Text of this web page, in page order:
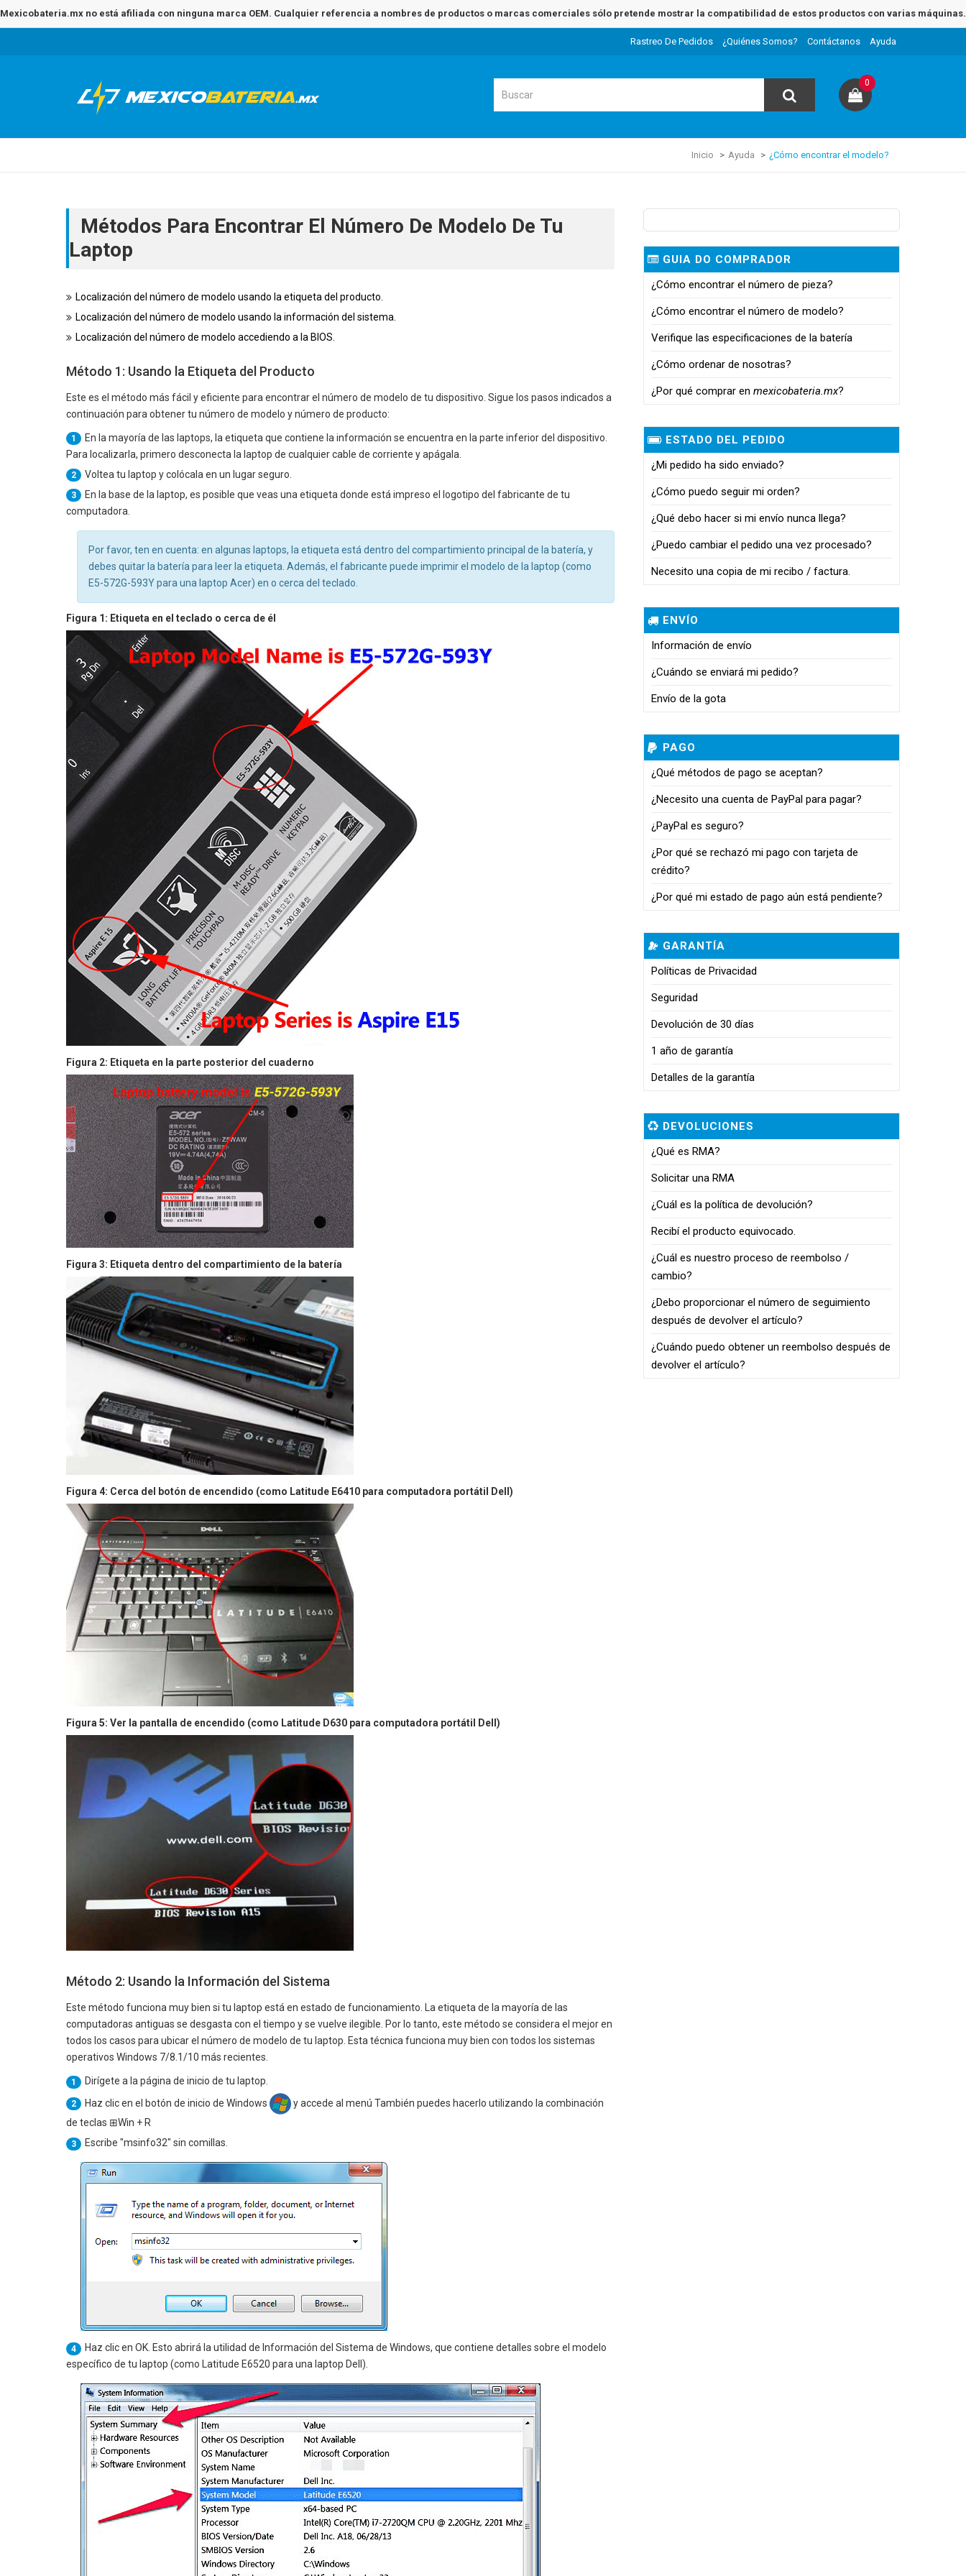
Mexicobateria.mx no está afiliada con ninguna marca OEM. Cualquier referencia a nombres de productos o marcas comerciales sólo pretende mostrar la compatibilidad de estos productos con varias máquinas.
Rastreo De Pedidos ¿Quiénes Somos? Contáctanos Ayuda
0
Inicio Ayuda ¿Cómo encontrar el modelo?
Métodos Para Encontrar El Número De Modelo De Tu
Laptop
Localización del número de modelo usando la etiqueta del producto.
Localización del número de modelo usando la información del sistema.
Localización del número de modelo accediendo a la BIOS.
Método 1: Usando la Etiqueta del Producto
Este es el método más fácil y eficiente para encontrar el número de modelo de tu dispositivo. Sigue los pasos indicados a
continuación para obtener tu número de modelo y número de producto:
1
En la mayoría de las laptops, la etiqueta que contiene la información se encuentra en la parte inferior del dispositivo.
Para localizarla, primero desconecta la laptop de cualquier cable de corriente y apágala.
2 Voltea tu laptop y colócala en un lugar seguro.
3
En la base de la laptop, es posible que veas una etiqueta donde está impreso el logotipo del fabricante de tu
computadora.
Por favor, ten en cuenta: en algunas laptops, la etiqueta está dentro del compartimiento principal de la batería, y
debes quitar la batería para leer la etiqueta. Además, el fabricante puede imprimir el modelo de la laptop (como
E5-572G-593Y para una laptop Acer) en o cerca del teclado.
Figura 1: Etiqueta en el teclado o cerca de él
Figura 2: Etiqueta en la parte posterior del cuaderno
Figura 3: Etiqueta dentro del compartimiento de la batería
Figura 4: Cerca del botón de encendido (como Latitude E6410 para computadora portátil Dell)
Figura 5: Ver la pantalla de encendido (como Latitude D630 para computadora portátil Dell)
Método 2: Usando la Información del Sistema
Este método funciona muy bien si tu laptop está en estado de funcionamiento. La etiqueta de la mayoría de las
computadoras antiguas se desgasta con el tiempo y se vuelve ilegible. Por lo tanto, este método se considera el mejor en
todos los casos para ubicar el número de modelo de tu laptop. Esta técnica funciona muy bien con todos los sistemas
operativos Windows 7/8.1/10 más recientes.
1 Dirígete a la página de inicio de tu laptop.
2 Haz clic en el botón de inicio de Windows
y accede al menú También puedes hacerlo utilizando la combinación
de teclas ⊞Win + R
3 Escribe "msinfo32" sin comillas.
4
Haz clic en OK. Esto abrirá la utilidad de Información del Sistema de Windows, que contiene detalles sobre el modelo
específico de tu laptop (como Latitude E6520 para una laptop Dell).
GUIA DO COMPRADOR
¿Cómo encontrar el número de pieza?
¿Cómo encontrar el número de modelo?
Verifique las especificaciones de la batería
¿Cómo ordenar de nosotras?
¿Por qué comprar enmexicobateria.mx?
ESTADO DEL PEDIDO
¿Mi pedido ha sido enviado?
¿Cómo puedo seguir mi orden?
¿Qué debo hacer si mi envío nunca llega?
¿Puedo cambiar el pedido una vez procesado?
Necesito una copia de mi recibo / factura.
ENVÍO
Información de envío
¿Cuándo se enviará mi pedido?
Envío de la gota
PAGO
¿Qué métodos de pago se aceptan?
¿Necesito una cuenta de PayPal para pagar?
¿PayPal es seguro?
¿Por qué se rechazó mi pago con tarjeta de
crédito?
¿Por qué mi estado de pago aún está pendiente?
GARANTÍA
Políticas de Privacidad
Seguridad
Devolución de 30 días
1 año de garantía
Detalles de la garantía
DEVOLUCIONES
¿Qué es RMA?
Solicitar una RMA
¿Cuál es la política de devolución?
Recibí el producto equivocado.
¿Cuál es nuestro proceso de reembolso /
cambio?
¿Debo proporcionar el número de seguimiento
después de devolver el artículo?
¿Cuándo puedo obtener un reembolso después de
devolver el artículo?